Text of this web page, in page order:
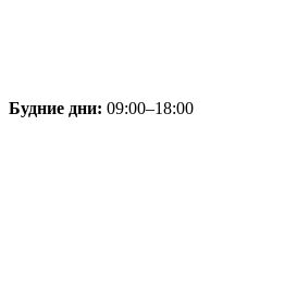
Будние дни: 09:00–18:00